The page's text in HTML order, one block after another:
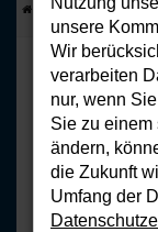
Zum
Hauptinhalt
springen
Startseite
Beim
Hier sind
können:
unsere
Wir
verarbeiten
nur, wenn
Sie zu einem
ändern,
die Zukunft
Umfang der